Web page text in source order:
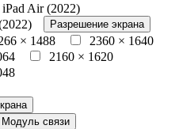
iPad Air (2022)
Разрешение экрана
× 1488
2360 × 1640
2160 × 1620
Модуль связи